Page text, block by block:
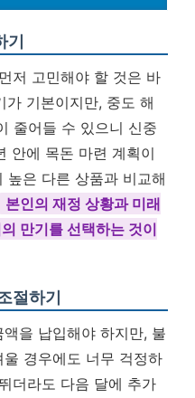
기
저 고민해야 할 것은 바
가 기본이지만, 중도 해
줄어들 수 있으니 신중
안에 목돈 마련 계획이
높은 다른 상품과 비교해
본인의 재정 상황과 미래
만기를 선택하는 것이
절하기
을 납입해야 하지만, 불
경우에도 너무 걱정하
더라도 다음 달에 추가